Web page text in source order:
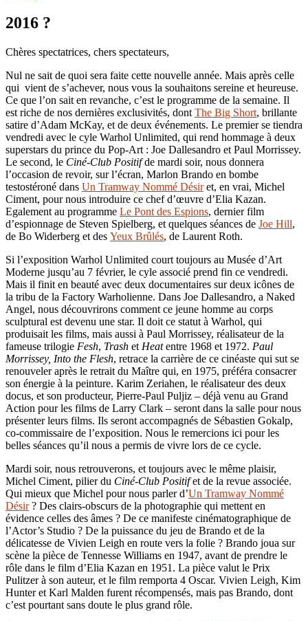
2016 ?
Chères spectatrices, chers spectateurs,
Nul ne sait de quoi sera faite cette nouvelle année. Mais après celle
qui vient de s’achever, nous vous la souhaitons sereine et heureuse.
Ce que l’on sait en revanche, c’est le programme de la semaine. Il
est riche de nos dernières exclusivités, dont The Big Short, brillante
satire d’Adam McKay, et de deux événements. Le premier se tiendra
vendredi avec le cyle Warhol Unlimited, qui rend hommage à deux
superstars du prince du Pop-Art : Joe Dallesandro et Paul Morrissey.
Le second, le Ciné-Club Positifde mardi soir, nous donnera
l’occasion de revoir, sur l’écran, Marlon Brando en bombe
testostéroné dans Un Tramway Nommé Désiret, en vrai, Michel
Ciment, pour nous introduire ce chef d’œuvre d’Elia Kazan.
Egalement au programme Le Pont des Espions, dernier film
d’espionnage de Steven Spielberg, et quelques séances de Joe Hill,
de Bo Widerberg et des Yeux Brûlés, de Laurent Roth.
Si l’exposition Warhol Unlimited court toujours au Musée d’Art
Moderne jusqu’au 7 février, le cyle associé prend fin ce vendredi.
Mais il finit en beauté avec deux documentaires sur deux icônes de
la tribu de la Factory Warholienne. Dans Joe Dallesandro, a Naked
Angel, nous découvrirons comment ce jeune homme au corps
sculptural est devenu une star. Il doit ce statut à Warhol, qui
produisait les films, mais aussi à Paul Morrissey, réalisateur de la
fameuse trilogie Fesh, Trash et Heatentre 1968 et 1972. Paul
Morrissey, Into the Flesh, retrace la carrière de ce cinéaste qui sut se
renouveler après le retrait du Maître qui, en 1975, préféra consacrer
son énergie à la peinture. Karim Zeriahen, le réalisateur des deux
docus, et son producteur, Pierre-Paul Puljiz – déjà venu au Grand
Action pour les films de Larry Clark – seront dans la salle pour nous
présenter leurs films. Ils seront accompagnés de Sébastien Gokalp,
co-commissaire de l’exposition. Nous le remercions ici pour les
belles séances qu’il nous a permis de vivre lors de ce cycle.
Mardi soir, nous retrouverons, et toujours avec le même plaisir,
Michel Ciment, pilier du Ciné-Club Positifet de la revue associée.
Qui mieux que Michel pour nous parler d’Un Tramway Nommé
Désir? Des clairs-obscurs de la photographie qui mettent en
évidence celles des âmes ? De ce manifeste cinématographique de
l’Actor’s Studio ? De la puissance du jeu de Brando et de la
délicatesse de Vivien Leigh en route vers la folie ? Brando joua sur
scène la pièce de Tennesse Williams en 1947, avant de prendre le
rôle dans le film d’Elia Kazan en 1951. La pièce valut le Prix
Pulitzer à son auteur, et le film remporta 4 Oscar. Vivien Leigh, Kim
Hunter et Karl Malden furent récompensés, mais pas Brando, dont
c’est pourtant sans doute le plus grand rôle.